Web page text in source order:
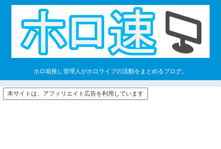
ホロ箱推し管理人がホロライブの活動をまとめるブログ。
本サイトは、アフィリエイト広告を利用しています